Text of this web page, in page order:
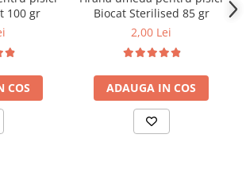
derivate de origine animală (pui 4%),
vegetale, pește și produse derivate
de origine vegetală, minerale, uleiuri
zaharuri.
cenușă 2%, fibră 0,5%.
Vit. A 1204 UI/kg, Vit. D3 168 UI/kg,
Taurină 519 mg/kg, Fe 35 mg/kg, I 0,68
kg, Mn 6,2 mg/kg, Zn 85 mg/kg, Se 0,05
100 gr
COS
Biocat Sterilised 85 gr
2,00 Lei
ADAUGA IN COS